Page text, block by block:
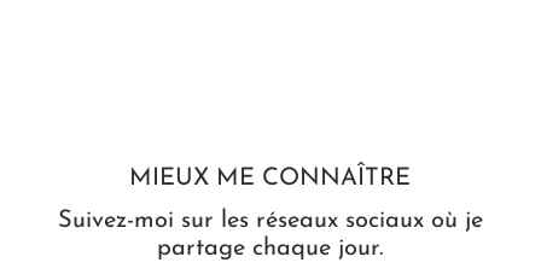
MIEUX ME CONNAÎTRE
Suivez-moi sur les réseaux sociaux où je
partage chaque jour.